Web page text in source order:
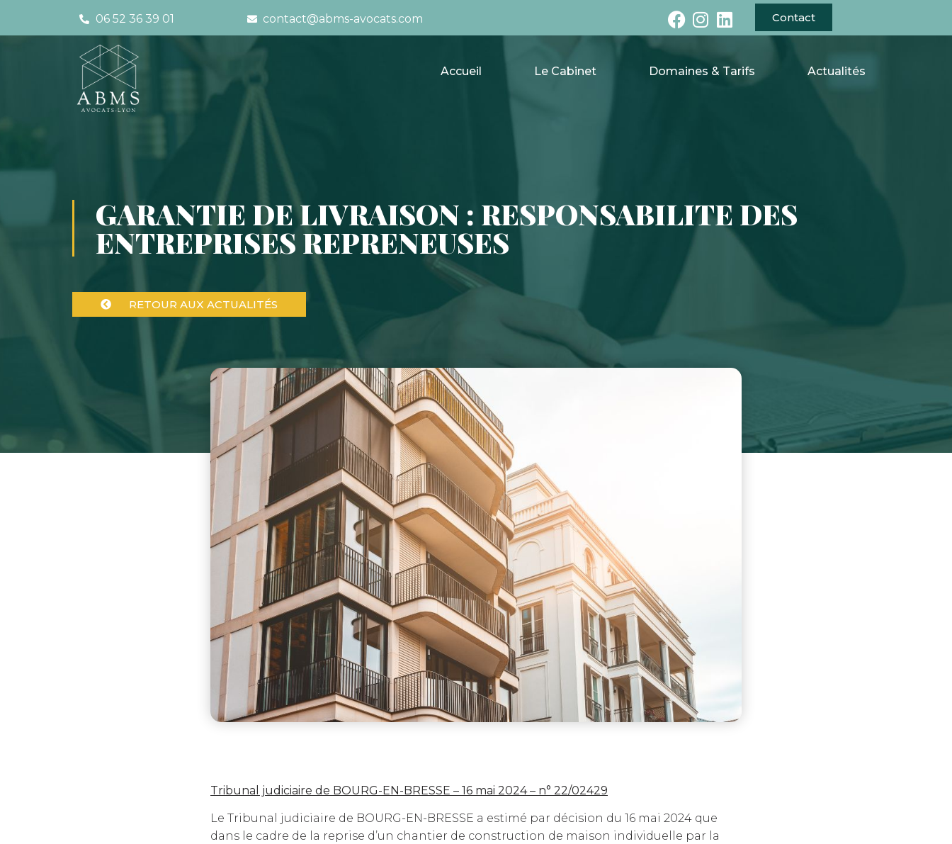
06 52 36 39 01 contact@abms-avocats.com Contact
Accueil Le Cabinet Domaines & Tarifs Actualités
GARANTIE DE LIVRAISON : RESPONSABILITE DES
ENTREPRISES REPRENEUSES
RETOUR AUX ACTUALITÉS
Tribunal judiciaire de BOURG-EN-BRESSE – 16 mai 2024 – n° 22/02429
Le Tribunal judiciaire de BOURG-EN-BRESSE a estimé par décision du 16 mai 2024 que
dans le cadre de la reprise d’un chantier de construction de maison individuelle par la